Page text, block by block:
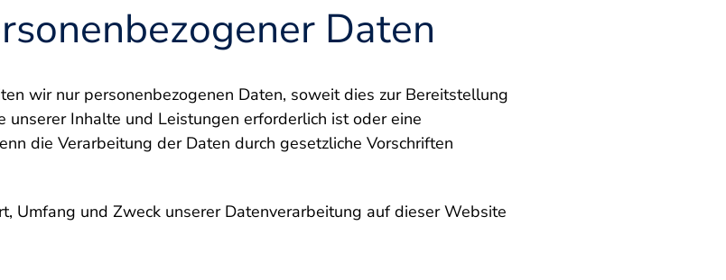
Daten
wir nur personenbezogenen Daten, soweit dies zur Bereitstellung
Inhalte und Leistungen erforderlich ist oder eine
die Verarbeitung der Daten durch gesetzliche Vorschriften
Umfang und Zweck unserer Datenverarbeitung auf dieser Website